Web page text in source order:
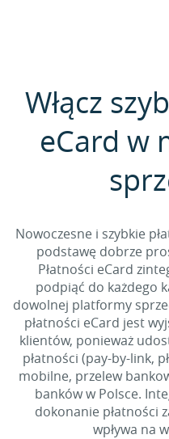
Włącz
eCard w
Nowoczesne i szybkie
podstawę dobrze
Płatności eCard
podpiąć do każdego
dowolnej platformy
płatności eCard jest
klientów, ponieważ
płatności (pay-by-link,
mobilne, przelew
banków w Polsce.
dokonanie płatności
wpływa na